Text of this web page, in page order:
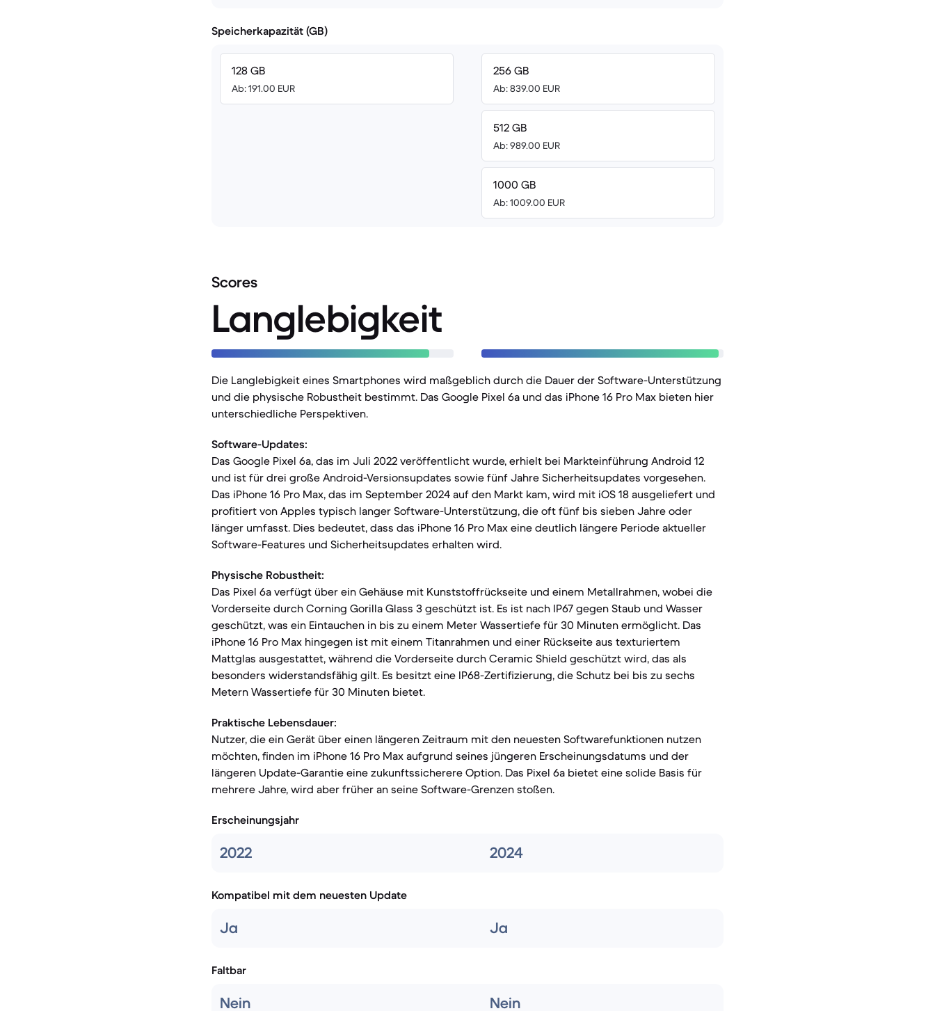
Speicherkapazität (GB)
128 GB
Ab: 191.00 EUR
256 GB
Ab: 839.00 EUR
512 GB
Ab: 989.00 EUR
1000 GB
Ab: 1009.00 EUR
Scores
Langlebigkeit
Die Langlebigkeit eines Smartphones wird maßgeblich durch die Dauer der Software-Unterstützung
und die physische Robustheit bestimmt. Das Google Pixel 6a und das iPhone 16 Pro Max bieten hier
unterschiedliche Perspektiven.
Software-Updates:
Das Google Pixel 6a, das im Juli 2022 veröffentlicht wurde, erhielt bei Markteinführung Android 12
und ist für drei große Android-Versionsupdates sowie fünf Jahre Sicherheitsupdates vorgesehen.
Das iPhone 16 Pro Max, das im September 2024 auf den Markt kam, wird mit iOS 18 ausgeliefert und
profitiert von Apples typisch langer Software-Unterstützung, die oft fünf bis sieben Jahre oder
länger umfasst. Dies bedeutet, dass das iPhone 16 Pro Max eine deutlich längere Periode aktueller
Software-Features und Sicherheitsupdates erhalten wird.
Physische Robustheit:
Das Pixel 6a verfügt über ein Gehäuse mit Kunststoffrückseite und einem Metallrahmen, wobei die
Vorderseite durch Corning Gorilla Glass 3 geschützt ist. Es ist nach IP67 gegen Staub und Wasser
geschützt, was ein Eintauchen in bis zu einem Meter Wassertiefe für 30 Minuten ermöglicht. Das
iPhone 16 Pro Max hingegen ist mit einem Titanrahmen und einer Rückseite aus texturiertem
Mattglas ausgestattet, während die Vorderseite durch Ceramic Shield geschützt wird, das als
besonders widerstandsfähig gilt. Es besitzt eine IP68-Zertifizierung, die Schutz bei bis zu sechs
Metern Wassertiefe für 30 Minuten bietet.
Praktische Lebensdauer:
Nutzer, die ein Gerät über einen längeren Zeitraum mit den neuesten Softwarefunktionen nutzen
möchten, finden im iPhone 16 Pro Max aufgrund seines jüngeren Erscheinungsdatums und der
längeren Update-Garantie eine zukunftssicherere Option. Das Pixel 6a bietet eine solide Basis für
mehrere Jahre, wird aber früher an seine Software-Grenzen stoßen.
Erscheinungsjahr
2022 2024
Kompatibel mit dem neuesten Update
Ja Ja
Faltbar
Nein Nein